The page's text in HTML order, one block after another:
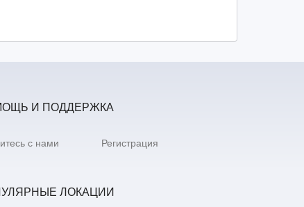
И ПОДДЕРЖКА
с нами Регистрация
ЛОКАЦИИ